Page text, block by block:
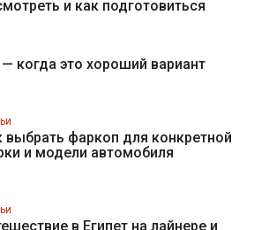
и как подготовиться
когда это хороший вариант
выбрать фаркоп для конкретной
и модели автомобиля
в Египет на лайнере и